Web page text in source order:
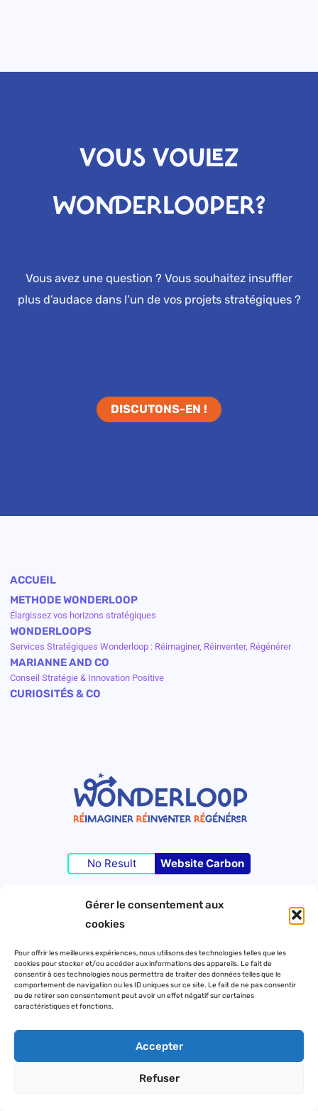
Gérer le consentement aux
cookies
Pour offrir les meilleures expériences, nous utilisons des technologies telles que les
cookies pour stocker et/ou accéder aux informations des appareils. Le fait de
consentir à ces technologies nous permettra de traiter des données telles que le
comportement de navigation ou les ID uniques sur ce site. Le fait de ne pas consentir
ou de retirer son consentement peut avoir un effet négatif sur certaines
caractéristiques et fonctions.
Accepter
Refuser
VOUS VOULEZ
WONDERLOOPER?
Vous avez une question ? Vous souhaitez insuffler
plus d’audace dans l’un de vos projets stratégiques ?
DISCUTONS-EN !
ACCUEIL
METHODE WONDERLOOP
Élargissez vos horizons stratégiques
WONDERLOOPS
Services Stratégiques Wonderloop : Réimaginer, Réinventer, Régénérer
MARIANNE AND CO
Conseil Stratégie & Innovation Positive
CURIOSITÉS & CO
No Result Website Carbon
Contact
Mentions légales
L
T